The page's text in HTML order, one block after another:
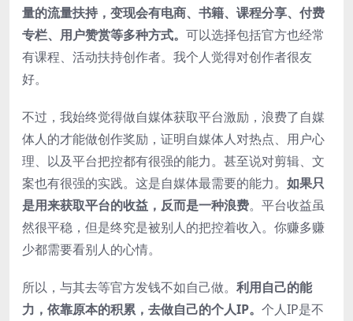
量的流量扶持，变现会有电商、书籍、课程分享、付费
专栏、用户赞赏等多种方式。 可以选择包括官方也经常
有课程、活动扶持创作者。我个人觉得对创作者很友
好。
不过，我始终觉得做自媒体获取平台激励，浪费了自媒
体人的才能做创作奖励，证明自媒体人对热点、用户心
理、以及平台把控都有很强的能力。甚至说对剪辑、文
案也有很强的实践。这是自媒体最需要的能力。 如果只
是用来获取平台的收益，反而是一种浪费。平台收益虽
然很平稳，但是终究是被别人的把控着收入。你赚多赚
少都需要看别人的心情。
所以，与其去等官方发钱不如自己做。 利用自己的能
力，依靠原本的积累，去做自己的个人IP。 个人IP是不